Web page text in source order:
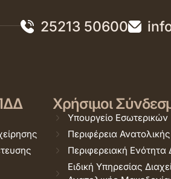
25213 50600
Χρήσιμοι
Υπουργείο Εσωτερικών
Περιφέρεια
Περιφερειακή
Ειδική Υπηρεσίας